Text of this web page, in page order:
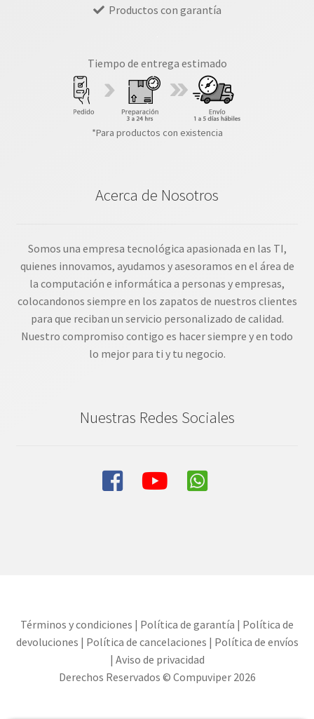
Productos con garantía
Tiempo de entrega estimado
*Para productos con existencia
Acerca de Nosotros
Somos una empresa tecnológica apasionada en las TI,
quienes innovamos, ayudamos y asesoramos en el área de
la computación e informática a personas y empresas,
colocandonos siempre en los zapatos de nuestros clientes
para que reciban un servicio personalizado de calidad.
Nuestro compromiso contigo es hacer siempre y en todo
lo mejor para ti y tu negocio.
Nuestras Redes Sociales
Términos y condiciones | Política de garantía | Política de
devoluciones | Política de cancelaciones | Política de envíos
| Aviso de privacidad
Derechos Reservados © Compuviper 2026